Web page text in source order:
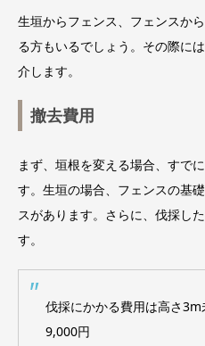
生垣からフェンス、フェンスか
る方もいるでしょう。その際に
介します。
撤去費用
まず、垣根を変える場合、すで
す。生垣の場合、フェンスの基
スがあります。さらに、伐採し
す。
伐採にかかる費用は高さ
9,000円